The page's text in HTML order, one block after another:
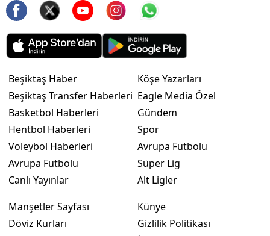
Beşiktaş Haber
Beşiktaş Transfer Haberleri
Basketbol Haberleri
Hentbol Haberleri
Voleybol Haberleri
Avrupa Futbolu
Canlı Yayınlar
Köşe Yazarları
Eagle Media Özel
Gündem
Spor
Avrupa Futbolu
Süper Lig
Alt Ligler
Manşetler Sayfası
Döviz Kurları
Künye
Gizlilik Politikası